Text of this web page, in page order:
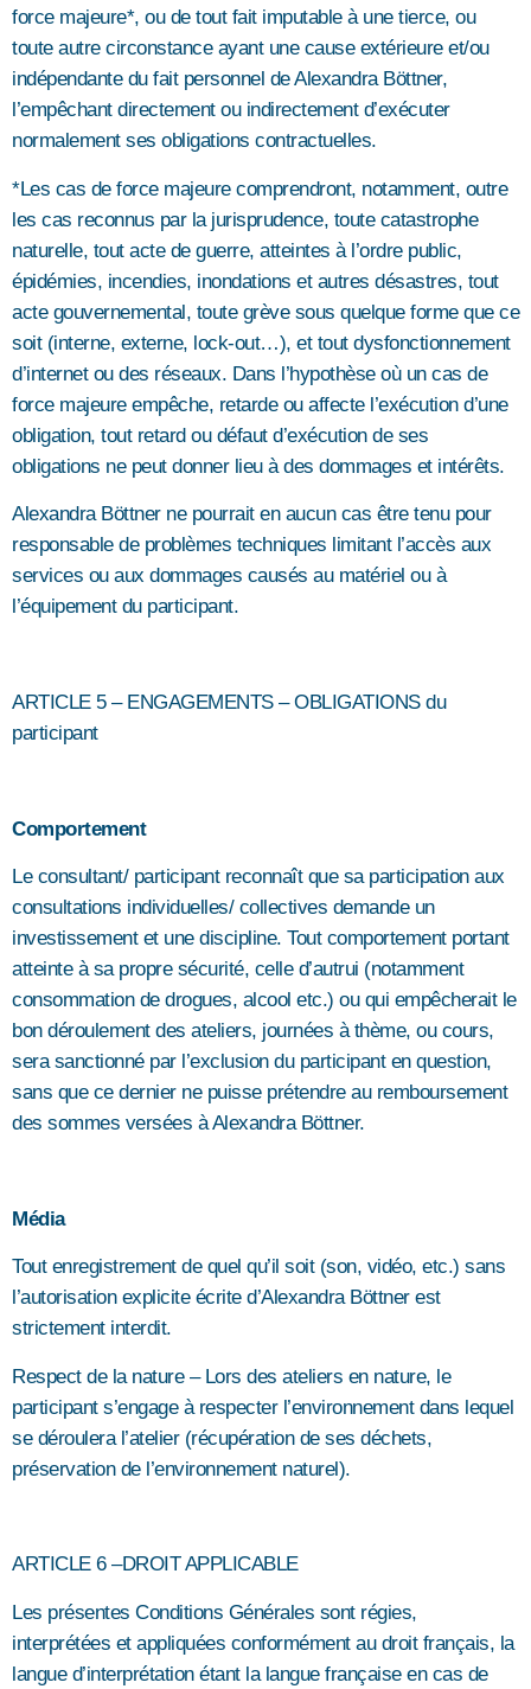
force majeure*, ou de tout fait imputable à une tierce, ou
toute autre circonstance ayant une cause extérieure et/ou
indépendante du fait personnel de Alexandra Böttner,
l’empêchant directement ou indirectement d’exécuter
normalement ses obligations contractuelles.
*Les cas de force majeure comprendront, notamment, outre
les cas reconnus par la jurisprudence, toute catastrophe
naturelle, tout acte de guerre, atteintes à l’ordre public,
épidémies, incendies, inondations et autres désastres, tout
acte gouvernemental, toute grève sous quelque forme que ce
soit (interne, externe, lock-out…), et tout dysfonctionnement
d’internet ou des réseaux. Dans l’hypothèse où un cas de
force majeure empêche, retarde ou affecte l’exécution d’une
obligation, tout retard ou défaut d’exécution de ses
obligations ne peut donner lieu à des dommages et intérêts.
Alexandra Böttner ne pourrait en aucun cas être tenu pour
responsable de problèmes techniques limitant l’accès aux
services ou aux dommages causés au matériel ou à
l’équipement du participant.
ARTICLE 5 – ENGAGEMENTS – OBLIGATIONS du
participant
Comportement
Le consultant/ participant reconnaît que sa participation aux
consultations individuelles/ collectives demande un
investissement et une discipline. Tout comportement portant
atteinte à sa propre sécurité, celle d’autrui (notamment
consommation de drogues, alcool etc.) ou qui empêcherait le
bon déroulement des ateliers, journées à thème, ou cours,
sera sanctionné par l’exclusion du participant en question,
sans que ce dernier ne puisse prétendre au remboursement
des sommes versées à Alexandra Böttner.
Média
Tout enregistrement de quel qu’il soit (son, vidéo, etc.) sans
l’autorisation explicite écrite d’Alexandra Böttner est
strictement interdit.
Respect de la nature – Lors des ateliers en nature, le
participant s’engage à respecter l’environnement dans lequel
se déroulera l’atelier (récupération de ses déchets,
préservation de l’environnement naturel).
ARTICLE 6 –DROIT APPLICABLE
Les présentes Conditions Générales sont régies,
interprétées et appliquées conformément au droit français, la
langue d’interprétation étant la langue française en cas de